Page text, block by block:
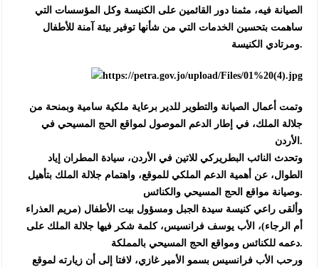
الصيانة فيه، مثمنا دور القائمين على الكنيسة وكل المؤسسات التي
ساهمت بتحسين الخدمات التي من شأنها توفير بيئة آمنة للأطفال
ومرتادي الكنيسة.
وتمت أعمال الصيانة والتطوير للدير برعاية ملكية سامية وبمنحة من
جلالة الملك، في إطار الدعم الموصول لمواقع الحج المسيحي في
الأردن.
وتحدث النائب البطريركي للاتين في الأردن، سيادة المطران إياد
الطوال، عن أهمية الدعم الملكي للموقع، واهتمام جلالة الملك بتأهيل
وصيانة مواقع الحج المسيحي والكنائس.
وألقى راعي كنيسة سيدة الجبل ومسؤول بيت الأطفال (مريم العذراء
أم الرجاء)، الأب يوسف فرانسيس، كلمة شكر فيها جلالة الملك على
دعمه للكنائس ومواقع الحج المسيحي بالمملكة.
ورحب الأب فرانسيس بسمو الأمير غازي، لافتا إلى أن زيارته لموقع